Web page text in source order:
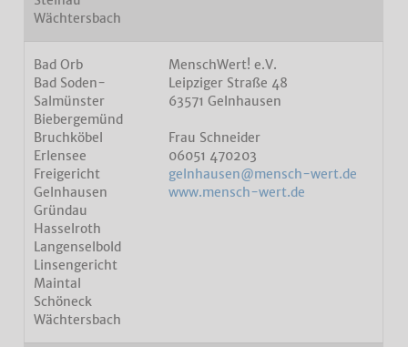
Wächtersbach
Bad Orb
Bad Soden-
Salmünster
Biebergemünd
Bruchköbel
Erlensee
Freigericht
Gelnhausen
Gründau
Hasselroth
Langenselbold
Linsengericht
Maintal
Schöneck
Wächtersbach
MenschWert! e.V.
Leipziger Straße 48
63571 Gelnhausen
Frau Schneider
06051 470203
gelnhausen@mensch-wert.de
www.mensch-wert.de